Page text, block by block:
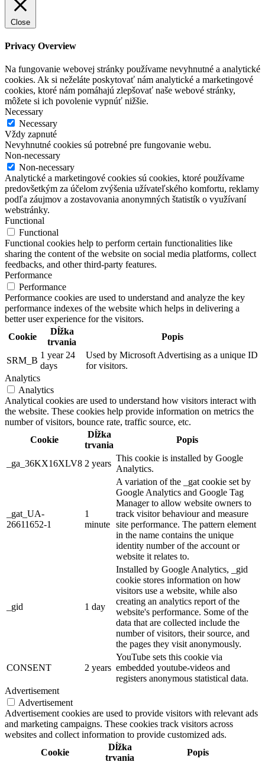
Close
Privacy Overview
Na fungovanie webovej stránky používame nevyhnutné a analytické
cookies. Ak si neželáte poskytovať nám analytické a marketingové
cookies, ktoré nám pomáhajú zlepšovať naše webové stránky,
môžete si ich povolenie vypnúť nižšie.
Necessary
Necessary
Vždy zapnuté
Nevyhnutné cookies sú potrebné pre fungovanie webu.
Non-necessary
Non-necessary
Analytické a marketingové cookies sú cookies, ktoré používame
predovšetkým za účelom zvýšenia užívateľského komfortu, reklamy
podľa záujmov a zostavovania anonymných štatistík o využívaní
webstránky.
Functional
Functional
Functional cookies help to perform certain functionalities like
sharing the content of the website on social media platforms, collect
feedbacks, and other third-party features.
Performance
Performance
Performance cookies are used to understand and analyze the key
performance indexes of the website which helps in delivering a
better user experience for the visitors.
Cookie
Dĺžka
trvania
Popis
SRM_B
1 year 24
days
Used by Microsoft Advertising as a unique ID
for visitors.
Analytics
Analytics
Analytical cookies are used to understand how visitors interact with
the website. These cookies help provide information on metrics the
number of visitors, bounce rate, traffic source, etc.
Cookie
Dĺžka
trvania
Popis
_ga_36KX16XLV8 2 years
This cookie is installed by Google
Analytics.
_gat_UA-
26611652-1
1
minute
A variation of the _gat cookie set by
Google Analytics and Google Tag
Manager to allow website owners to
track visitor behaviour and measure
site performance. The pattern element
in the name contains the unique
identity number of the account or
website it relates to.
_gid 1 day
Installed by Google Analytics, _gid
cookie stores information on how
visitors use a website, while also
creating an analytics report of the
website's performance. Some of the
data that are collected include the
number of visitors, their source, and
the pages they visit anonymously.
CONSENT 2 years
YouTube sets this cookie via
embedded youtube-videos and
registers anonymous statistical data.
Advertisement
Advertisement
Advertisement cookies are used to provide visitors with relevant ads
and marketing campaigns. These cookies track visitors across
websites and collect information to provide customized ads.
Cookie
Dĺžka
trvania
Popis